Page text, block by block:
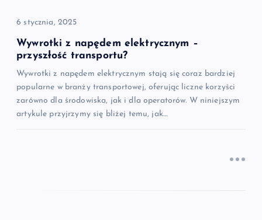
s
u
6 stycznia, 2025
Wywrotki z napędem elektrycznym –
przyszłość transportu?
Wywrotki z napędem elektrycznym stają się coraz bardziej
popularne w branży transportowej, oferując liczne korzyści
zarówno dla środowiska, jak i dla operatorów. W niniejszym
artykule przyjrzymy się bliżej temu, jak…